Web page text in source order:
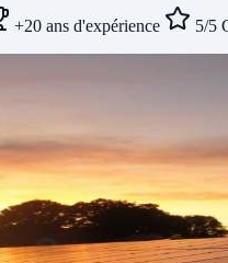
+20 ans d'expérience 5/5